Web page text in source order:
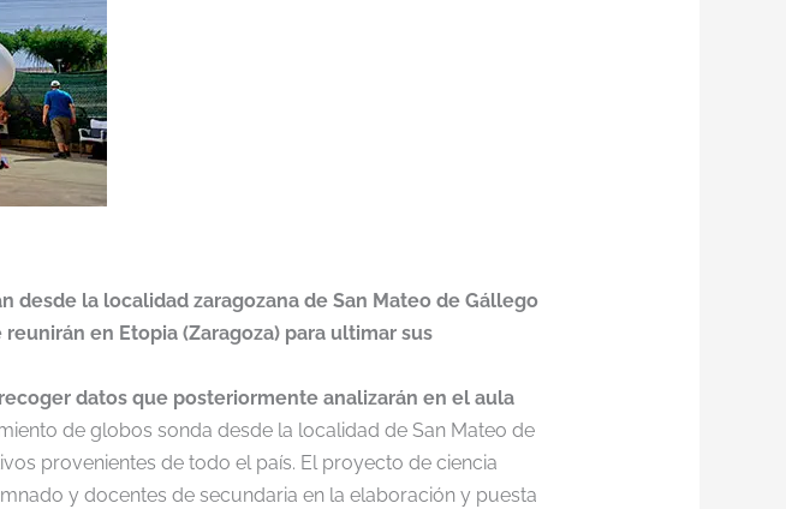
desde la localidad zaragozana de San Mateo de Gállego
en Etopia (Zaragoza) para ultimar sus
datos que posteriormente analizarán en el aula
de globos sonda desde la localidad de San Mateo de
provenientes de todo el país. El proyecto de ciencia
y docentes de secundaria en la elaboración y puesta